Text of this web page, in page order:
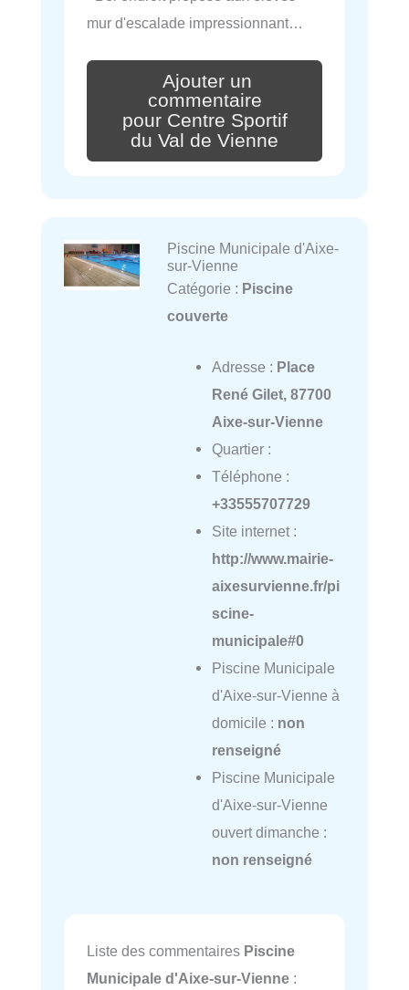
mur d'escalade impressionnant…
Ajouter un
commentaire
pour Centre Sportif
du Val de Vienne
Piscine Municipale d'Aixe-
sur-Vienne
Catégorie : Piscine
couverte
Adresse : Place
René Gilet, 87700
Aixe-sur-Vienne
Quartier :
Téléphone :
+33555707729
Site internet :
http://www.mairie-
aixesurvienne.fr/pi
scine-
municipale#0
Piscine Municipale
d'Aixe-sur-Vienne à
domicile : non
renseigné
Piscine Municipale
d'Aixe-sur-Vienne
ouvert dimanche :
non renseigné
Liste des commentaires Piscine
Municipale d'Aixe-sur-Vienne :